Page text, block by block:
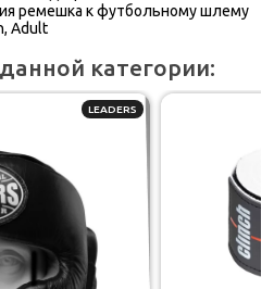
ремешка к футбольному шлему
Adult
категории:
LEADERS